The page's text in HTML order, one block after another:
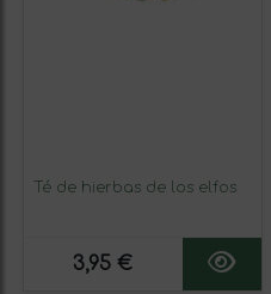
Té de hierbas de los elfos
3,95 €